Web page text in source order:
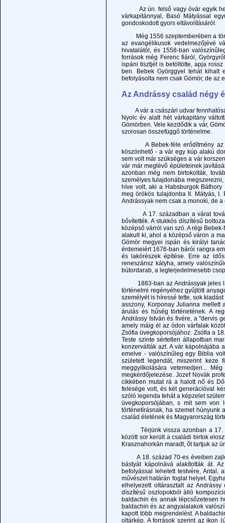
Az ún. felső vagy óvár egyik
várkapitánnyal, Basó Mátyással
gondoskodott gyors eltávolításáról.
Még 1556 szeptemberében a
az evangélikusok vedelmezőjévé
hivatalától, és 1558-ban
források még Ferenc fiáról,
ispáni tisztjét is betöltötte, apja
ben. Bebek Györggyel tehát kihalt
befolyásolta nem csak Gömör, de az
Az Andrássy család négy
A vár a császári udvar
Nyolc év alatt hét várkapitány
Gömörben. Vele kezdődik a vár,
szorosan összefüggő történelme.
A Bebek-féle erődítmény az
köszönhető - a vár egy kúp alakú
sem volt már szükséges a vár
vár már meglévő épületeinek
azonban még nem birtokolták,
személyes tulajdonába
híve volt, aki a Habsburgok Báthory
meg örökös tulajdonba II. Mátyás, I.
Andrássyak nem csak a monoki, de
A 17. században a várat további
bővítették. A stukkós díszítésű
középső várról van szó. A régi
alakult ki, ahol a középső váron a
Gömör megyei ispán és királyi
érdemeiért 1676-ban bárói rangra
és lakórészek építése. Erre az
reneszánsz kályha, amely
bútordarab, a legterjedelmesebb
1883-ban az Andrássyak jeles
történelmi regényéhez gyűjtött
személyét is híressé tette, sok
asszony, Korponay Julianna mellett
árulás és hűség történetének. A
Andrássy István és fivére, a "dervis
amely máig él az ódon várfalak
Zsófia üvegkoporsójához. Zsófia a
Teste szinte sértetlen állapotban
konzerválták azt. A vár kápolnájába
emelve - valószínűleg egy Biblia
született legendát, miszerint keze
meggyilkolására vetemedjen...
megkérdőjelezése. Jozef Novák
cikkében mutat rá a halott nő és
felesége volt, és két generációval
szóló legenda tehát a képzelet
üvegkoporsójában, s mit sem von
történetírásnak, ha szemet húnyunk
család életének és Magyarország
Térjünk vissza azonban a 17. és
között sor került a családi birtok
Krasznahorkán maradt, őt tartjuk az
A 18. század 70-es éveiben
bástyát kápolnává alakították át.
befolyással lehetett testvére, Antal,
művészet határán foglal helyet.
elhelyezett oltárasztalt az
díszítésű oszlopokból álló
baldachin és annak lépcsőzetesen
baldachin és az angyalalakok
kapott több megrendelést. A
oltárkép. A források szerint az ikon